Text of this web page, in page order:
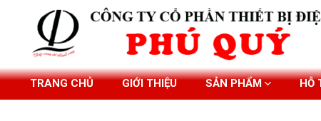
TRANG CHỦ GIỚI THIỆU SẢN PHẨM HỖ